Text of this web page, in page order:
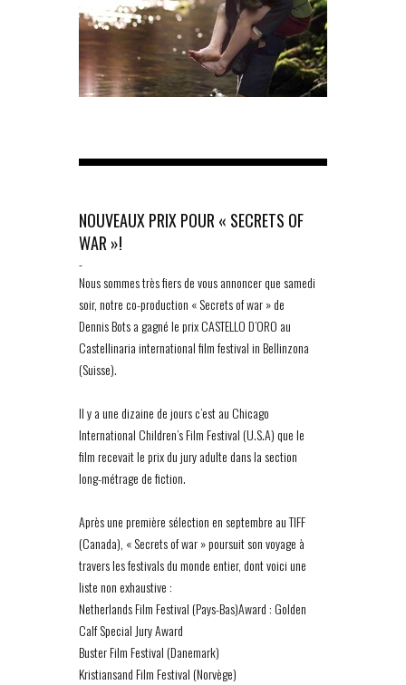
NOUVEAUX PRIX POUR « SECRETS OF
WAR »!
-
Nous sommes très fiers de vous annoncer que samedi
soir, notre co-production « Secrets of war » de
Dennis Bots a gagné le prix CASTELLO D’ORO au
Castellinaria international film festival in Bellinzona
(Suisse).
Il y a une dizaine de jours c’est au Chicago
International Children’s Film Festival (U.S.A) que le
film recevait le prix du jury adulte dans la section
long-métrage de fiction.
Après une première sélection en septembre au TIFF
(Canada), « Secrets of war » poursuit son voyage à
travers les festivals du monde entier, dont voici une
liste non exhaustive :
Netherlands Film Festival (Pays-Bas)Award : Golden
Calf Special Jury Award
Buster Film Festival (Danemark)
Kristiansand Film Festival (Norvège)